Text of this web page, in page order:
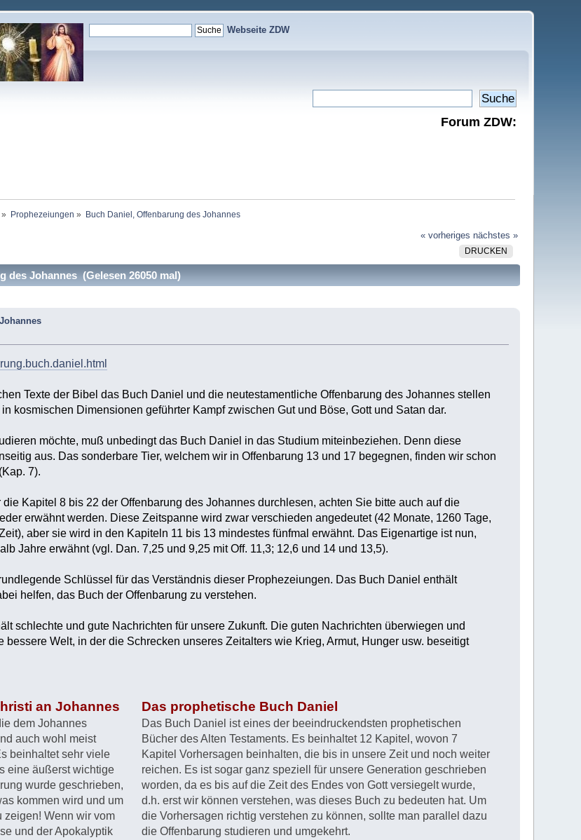
Webseite ZDW
Forum ZDW:
» Prophezeiungen » Buch Daniel, Offenbarung des Johannes
« vorheriges nächstes »
DRUCKEN
des Johannes (Gelesen 26050 mal)
Texte der Bibel das Buch Daniel und die neutestamentliche Offenbarung des Johannes stellen
kosmischen Dimensionen geführter Kampf zwischen Gut und Böse, Gott und Satan dar.
möchte, muß unbedingt das Buch Daniel in das Studium miteinbeziehen. Denn diese
aus. Das sonderbare Tier, welchem wir in Offenbarung 13 und 17 begegnen, finden wir schon
7).
Kapitel 8 bis 22 der Offenbarung des Johannes durchlesen, achten Sie bitte auch auf die
erwähnt werden. Diese Zeitspanne wird zwar verschieden angedeutet (42 Monate, 1260 Tage,
aber sie wird in den Kapiteln 11 bis 13 mindestes fünfmal erwähnt. Das Eigenartige ist nun,
Jahre erwähnt (vgl. Dan. 7,25 und 9,25 mit Off. 11,3; 12,6 und 14 und 13,5).
Schlüssel für das Verständnis dieser Prophezeiungen. Das Buch Daniel enthält
helfen, das Buch der Offenbarung zu verstehen.
schlechte und gute Nachrichten für unsere Zukunft. Die guten Nachrichten überwiegen und
bessere Welt, in der die Schrecken unseres Zeitalters wie Krieg, Armut, Hunger usw. beseitigt
an Johannes
dem Johannes
auch wohl meist
beinhaltet sehr viele
eine äußerst wichtige
wurde geschrieben,
kommen wird und um
zeigen! Wenn wir vom
und der Apokalyptik
Das prophetische Buch Daniel
Das Buch Daniel ist eines der beeindruckendsten prophetischen
Bücher des Alten Testaments. Es beinhaltet 12 Kapitel, wovon 7
Kapitel Vorhersagen beinhalten, die bis in unsere Zeit und noch weiter
reichen. Es ist sogar ganz speziell für unsere Generation geschrieben
worden, da es bis auf die Zeit des Endes von Gott versiegelt wurde,
d.h. erst wir können verstehen, was dieses Buch zu bedeuten hat. Um
die Vorhersagen richtig verstehen zu können, sollte man parallel dazu
die Offenbarung studieren und umgekehrt.